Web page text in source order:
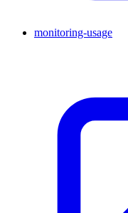
monitoring-usage